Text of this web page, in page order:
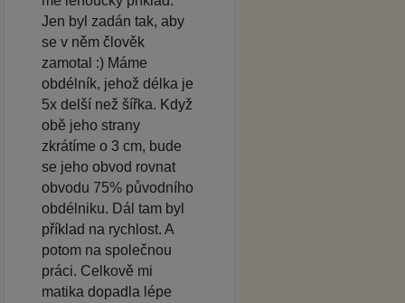
Jen byl zadán tak, aby
se v něm člověk
zamotal :) Máme
obdélník, jehož délka je
5x delší než šířka. Když
obě jeho strany
zkrátíme o 3 cm, bude
se jeho obvod rovnat
obvodu 75% původního
obdélniku. Dál tam byl
příklad na rychlost. A
potom na společnou
práci. Celkově mi
matika dopadla lépe